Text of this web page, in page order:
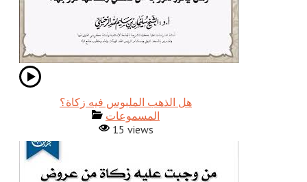
المسموعات
15 views